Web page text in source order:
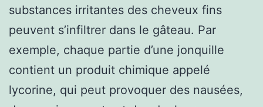
substances irritantes des cheveux fins
peuvent s’infiltrer dans le gâteau. Par
exemple, chaque partie d’une jonquille
contient un produit chimique appelé
lycorine, qui peut provoquer des nausées,